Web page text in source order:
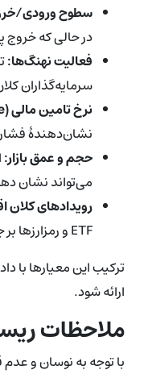
سطوح ورودی/
در حالی که خروج
فعالیت نهنگ‌ها:
سرمایه‌گذاران
نرخ تامین مالی (Funding Rate) در بازار مشتقات:
نشان‌دهندهٔ
حجم و عمق بازار:
می‌تواند نشان
رویدادهای کلان
ETF و رمزارزها بر جریان سرمایه نهادی تأثیر مستقیم دارند.
ارائه شود.
ملاحظات
با توجه به نوسان و